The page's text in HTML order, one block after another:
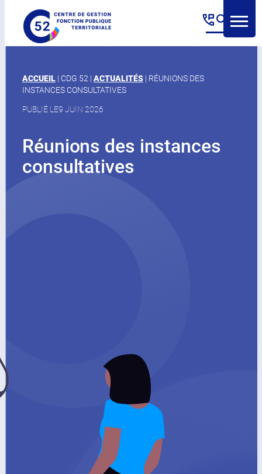
contenu
ACCUEIL | CDG 52 | ACTUALITÉS | RÉUNIONS DES
INSTANCES CONSULTATIVES
PUBLIÉ LE9 JUIN 2026
Réunions des instances
consultatives